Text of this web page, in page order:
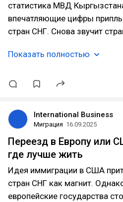
статистика МВД
впечатляющие цифры
стран СНГ. Снова звучит
Показать полностью
International Business
Миграция 16.09.2025
Переезд в Европу или
где лучше жить
Идея иммиграции в США
стран СНГ как магнит.
европейские государства